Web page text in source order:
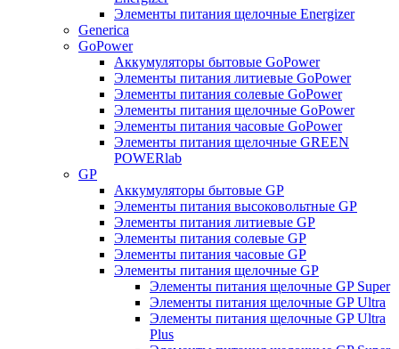
Элементы питания щелочные Energizer
Generica
GoPower
Аккумуляторы бытовые GoPower
Элементы питания литиевые GoPower
Элементы питания солевые GoPower
Элементы питания щелочные GoPower
Элементы питания часовые GoPower
Элементы питания щелочные GREEN
POWERlab
GP
Аккумуляторы бытовые GP
Элементы питания высоковольтные GP
Элементы питания литиевые GP
Элементы питания солевые GP
Элементы питания часовые GP
Элементы питания щелочные GP
Элементы питания щелочные GP Super
Элементы питания щелочные GP Ultra
Элементы питания щелочные GP Ultra
Plus